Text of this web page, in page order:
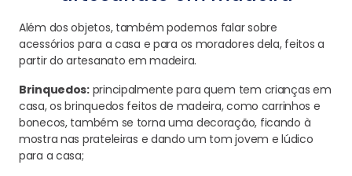
Além dos objetos, também podemos falar sobre
acessórios para a casa e para os moradores dela, feitos a
partir do artesanato em madeira.
Brinquedos:principalmente para quem tem crianças em
casa, os brinquedos feitos de madeira, como carrinhos e
bonecos, também se torna uma decoração, ficando à
mostra nas prateleiras e dando um tom jovem e lúdico
para a casa;